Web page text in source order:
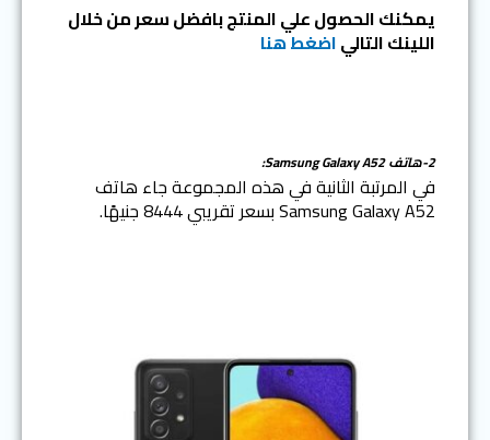
يمكنك الحصول علي المنتج بافضل سعر من خلال
اللينك التالياضغط هنا
2-هاتف Samsung Galaxy A52:
في المرتبة الثانية في هذه المجموعة جاء هاتف
Samsung Galaxy A52 بسعر تقريبي 8444 جنيهًا.